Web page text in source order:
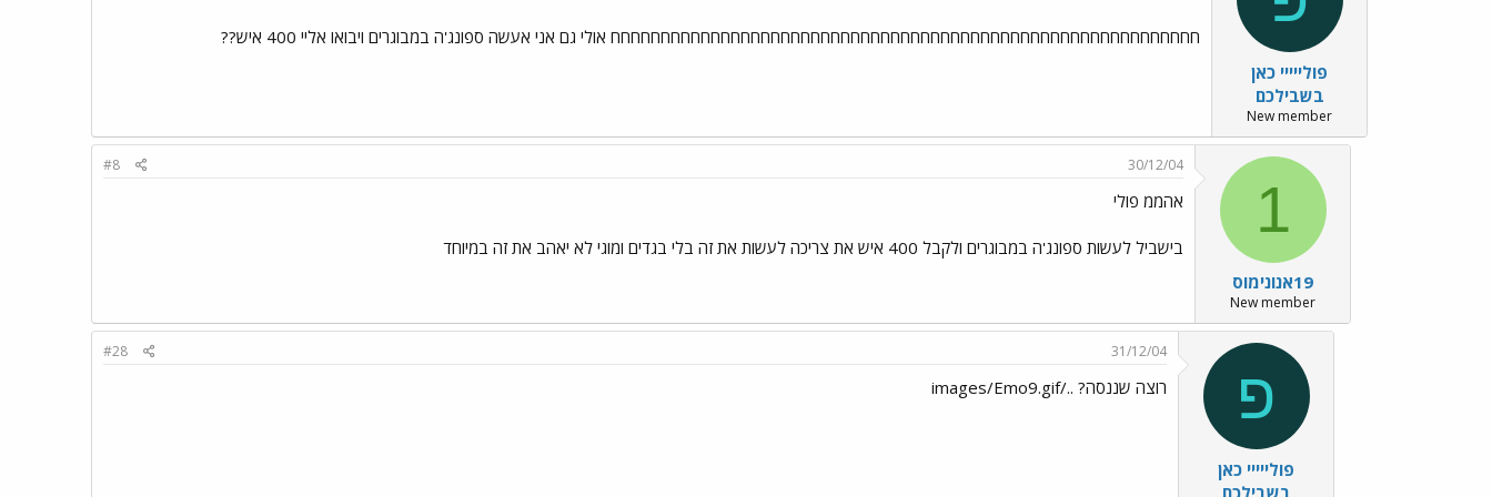
פולייייי כאן
בשבילכם
New member
חחחחחחחחחחחחחחחחחחחחחחחחחחחחחחחחחחחחחחחחחחחחחחחחחחחחחחחחחחח אולי גם אני אעשה ספונג'ה במבוגרים ויבואו אליי 400 איש??
1
19אנונימוס
New member
30/12/04
#8
אהממ פולי
בישביל לעשות ספונג'ה במבוגרים ולקבל 400 איש את צריכה לעשות את זה בלי בגדים ומוגי לא יאהב את זה במיוחד
פ
פולייייי כאן
בשבילכם
31/12/04
#28
רוצה שננסה? ../images/Emo9.gif